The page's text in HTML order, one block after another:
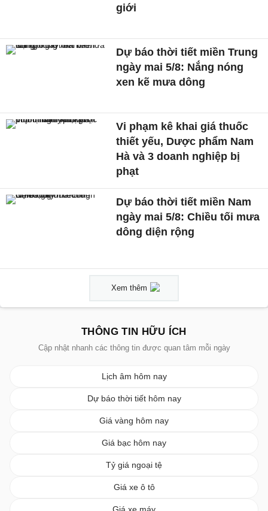
giới
Dự báo thời tiết miền Trung
ngày mai 5/8: Nắng nóng
xen kẽ mưa dông
Vi phạm kê khai giá thuốc
thiết yếu, Dược phẩm Nam
Hà và 3 doanh nghiệp bị
phạt
Dự báo thời tiết miền Nam
ngày mai 5/8: Chiều tối mưa
dông diện rộng
Xem thêm
THÔNG TIN HỮU ÍCH
Cập nhật nhanh các thông tin được quan tâm mỗi ngày
Lịch âm hôm nay
Dự báo thời tiết hôm nay
Giá vàng hôm nay
Giá bạc hôm nay
Tỷ giá ngoại tệ
Giá xe ô tô
Giá xe máy